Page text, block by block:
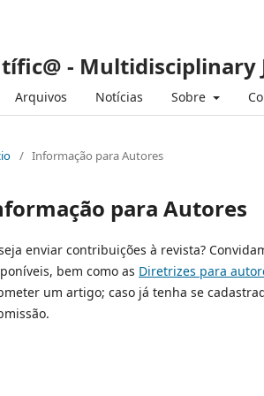
- Multidisciplinary
Arquivos Notícias Sobre
/ Informação para Autores
para Autores
enviar contribuições à revista?
bem como as Diretrizes para
um artigo; caso já tenha se